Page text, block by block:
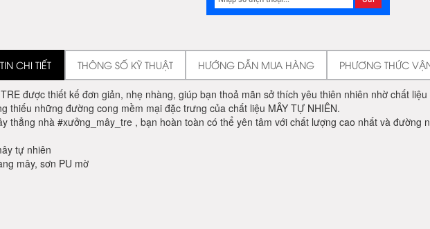
CHI TIẾT THÔNG SỐ KỸ THUẬT HƯỚNG DẪN MUA HÀNG PHƯƠNG THỨC
được thiết kế đơn giản, nhẹ nhàng, giúp bạn thoả mãn sở thích yêu thiên nhiên nhờ chất
thiếu những đường cong mềm mại đặc trưng của chất liệu MÂY TỰ NHIÊN.️
thẳng nhà #xưởng_mây_tre , bạn hoàn toàn có thể yên tâm với chất lượng cao nhất và đường
tự nhiên
mây, sơn PU mờ